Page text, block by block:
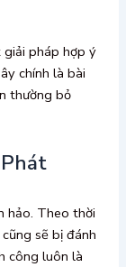
giải pháp hợp ý
chính là bài
thường bỏ
hảo. Theo thời
sẽ bị đánh
công luôn là